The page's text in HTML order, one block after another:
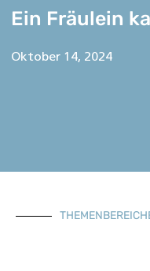
Ein Fräulein
Oktober 14, 2024